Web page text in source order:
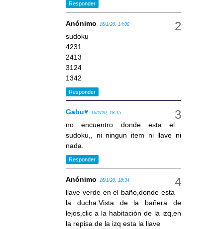
Responder
Anónimo 16/1/20, 14:08
sudoku
4231
2413
3124
1342
Responder
Gabu♥ 16/1/20, 18:15
no encuentro donde esta el
sudoku,, ni ningun item ni llave ni
nada.
Responder
Anónimo 16/1/20, 18:34
llave verde en el baño,donde esta
la ducha.Vista de la bañera de
lejos,clic a la habitación de la izq,en
la repisa de la izq esta la llave